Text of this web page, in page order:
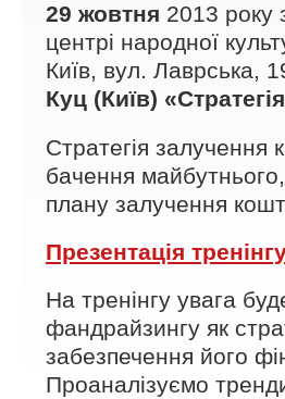
29 жовтня 2013 року
центрі народної
Київ, вул. Лаврська,
Куц (Київ)
Стратегія залучення
бачення майбутнього,
плану залучення
Презентація
На тренінгу увага
фандрайзингу як
забезпечення його
Проаналізуємо